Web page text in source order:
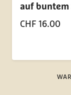
auf
CHF 16.00